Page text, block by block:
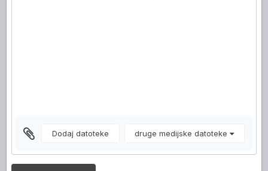
Dodaj datoteke druge medijske datoteke